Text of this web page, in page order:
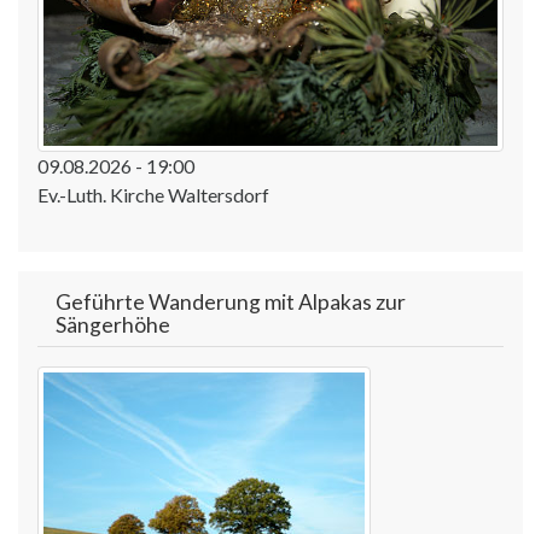
09.08.2026 - 19:00
Ev.-Luth. Kirche Waltersdorf
Geführte Wanderung mit Alpakas zur
Sängerhöhe